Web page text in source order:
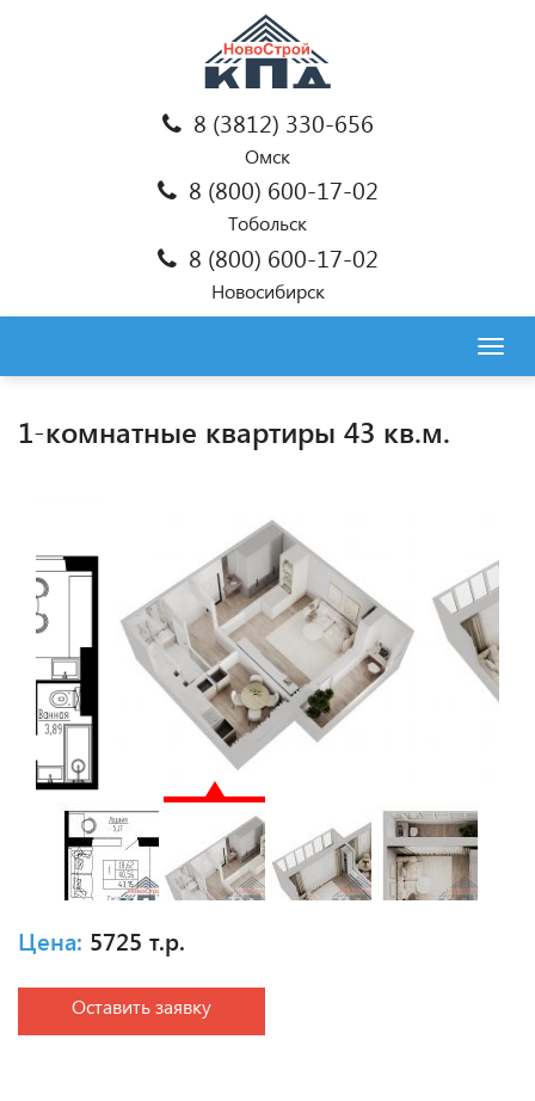
8 (3812) 330-656
Омск
8 (800) 600-17-02
Тобольск
8 (800) 600-17-02
Новосибирск
1-комнатные квартиры 43 кв.м.
Цена: 5725 т.р.
Оставить заявку